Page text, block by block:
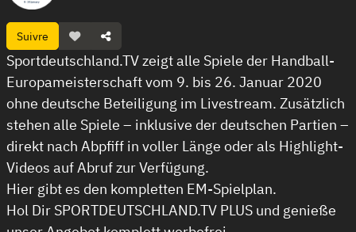
Suivre
Sportdeutschland.TV zeigt alle Spiele der Handball-
Europameisterschaft vom 9. bis 26. Januar 2020
ohne deutsche Beteiligung im Livestream. Zusätzlich
stehen alle Spiele – inklusive der deutschen Partien –
direkt nach Abpfiff in voller Länge oder als Highlight-
Videos auf Abruf zur Verfügung.
Hier gibt es den kompletten EM-Spielplan.
Hol Dir SPORTDEUTSCHLAND.TV PLUS und genieße